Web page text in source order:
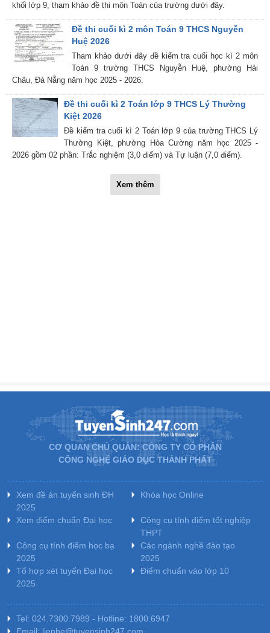
khối lớp 9, tham khảo đề thi môn Toán của trường dưới đây.
Đề thi cuối kì 2 môn Toán 9 THCS Nguyễn
Huệ 2026
Tham khảo dưới đây đề kiểm tra cuối học kì 2 môn
Toán 9 trường THCS Nguyễn Huệ, phường Hải
Châu, Đà Nẵng năm học 2025 - 2026.
Đề thi cuối kì 2 Toán lớp 9 THCS Lý Thường
Kiệt 2026
Đề kiểm tra cuối kì 2 Toán lớp 9 của trường THCS Lý
Thường Kiệt, phường Hòa Cường năm học 2025 -
2026 gồm 02 phần: Trắc nghiệm (3,0 điểm) và Tự luận (7,0 điểm).
Xem thêm
CƠ QUAN CHỦ QUẢN: CÔNG TY CỔ PHẦN
CÔNG NGHỆ GIÁO DỤC THÀNH PHÁT
Xem đề án tuyển sinh ĐH
2025
Khóa học Online
Xem điểm chuẩn Đại học
Công cụ tính điểm tốt nghiệp
THPT
Công cụ tính điểm học bạ
2025
Các ngành nghề đào tạo
2025
Tổ hợp xét tuyển Đại học
2025
Điểm chuẩn vào lớp 10
Tel: 024.7300.7989 - Hotline: 1800.6947